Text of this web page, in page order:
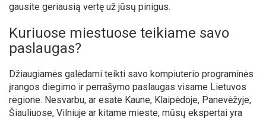
gausite geriausią vertę už jūsų pinigus.
Kuriuose miestuose teikiame savo
paslaugas?
Džiaugiamės galėdami teikti savo kompiuterio programinės
įrangos diegimo ir perrašymo paslaugas visame Lietuvos
regione. Nesvarbu, ar esate Kaune, Klaipėdoje, Panevėžyje,
Šiauliuose, Vilniuje ar kitame mieste, mūsų ekspertai yra